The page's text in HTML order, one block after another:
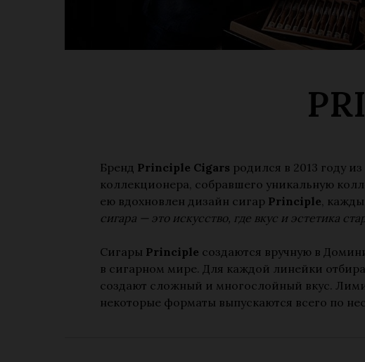
Бренд Principle Cigars родился в 2013 году
коллекционера, собравшего уникальную
ею вдохновлен дизайн сигар Principle,
сигара — это искусство, где вкус и эстетика
Сигары Principle создаются вручную в
в сигарном мире. Для каждой линейки
создают сложный и многослойный вкус.
некоторые форматы выпускаются всего по